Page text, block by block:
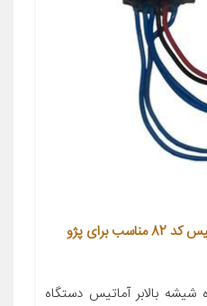
تقویت کننده شیشه بالابر آماتیس کد 82 مناسب برای پژو
بالابر آماتیس دستگاه